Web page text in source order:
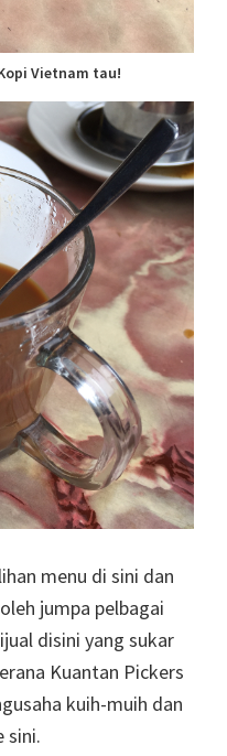
Vietnam tau!
menu di sini dan
jumpa pelbagai
disini yang sukar
Kuantan Pickers
kuih-muih dan
sini.